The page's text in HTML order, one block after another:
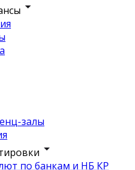
залы
по банкам и НБ КР